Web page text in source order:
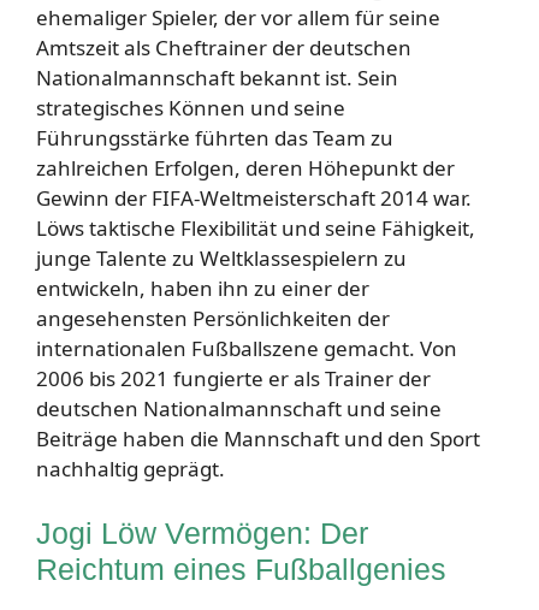
ehemaliger Spieler, der vor allem für seine
Amtszeit als Cheftrainer der deutschen
Nationalmannschaft bekannt ist. Sein
strategisches Können und seine
Führungsstärke führten das Team zu
zahlreichen Erfolgen, deren Höhepunkt der
Gewinn der FIFA-Weltmeisterschaft 2014 war.
Löws taktische Flexibilität und seine Fähigkeit,
junge Talente zu Weltklassespielern zu
entwickeln, haben ihn zu einer der
angesehensten Persönlichkeiten der
internationalen Fußballszene gemacht. Von
2006 bis 2021 fungierte er als Trainer der
deutschen Nationalmannschaft und seine
Beiträge haben die Mannschaft und den Sport
nachhaltig geprägt.
Jogi Löw Vermögen: Der
Reichtum eines Fußballgenies